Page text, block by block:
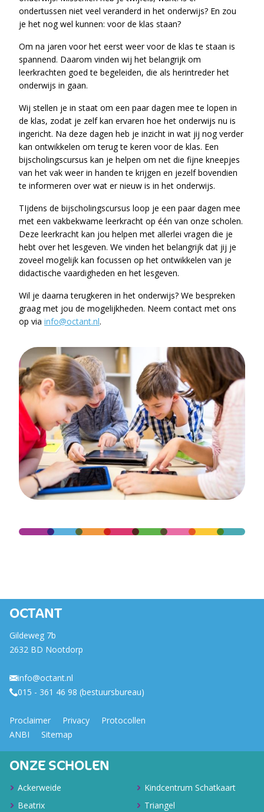
ondertussen niet veel veranderd in het onderwijs? En zou
je het nog wel kunnen: voor de klas staan?
Om na jaren voor het eerst weer voor de klas te staan is
spannend. Daarom vinden wij het belangrijk om
leerkrachten goed te begeleiden, die als herintreder het
onderwijs in gaan.
Wij stellen je in staat om een paar dagen mee te lopen in
de klas, zodat je zelf kan ervaren hoe het onderwijs nu is
ingericht. Na deze dagen heb je inzicht in wat jij nog verder
kan ontwikkelen om terug te keren voor de klas. Een
bijscholingscursus kan je helpen om net die fijne kneepjes
van het vak weer in handen te krijgen en jezelf bovendien
te informeren over wat er nieuw is in het onderwijs.
TIjdens de bijscholingscursus loop je een paar dagen mee
met een vakbekwame leerkracht op één van onze scholen.
Deze leerkracht kan jou helpen met allerlei vragen die je
hebt over het lesgeven. We vinden het belangrijk dat jij je
zoveel mogelijk kan focussen op het ontwikkelen van je
didactische vaardigheden en het lesgeven.
Wil je daarna terugkeren in het onderwijs? We bespreken
graag met jou de mogelijkheden. Neem contact met ons
op via info@octant.nl.
OCTANT
Gildeweg 7b
2632 BD Nootdorp
info@octant.nl
015 - 361 46 98 (bestuursbureau)
Proclaimer Privacy
Protocollen
ANBI
Sitemap
ONZE SCHOLEN
Ackerweide
Beatrix
Kindcentrum Schatkaart
Triangel